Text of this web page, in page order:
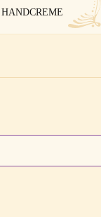
HANDCREME